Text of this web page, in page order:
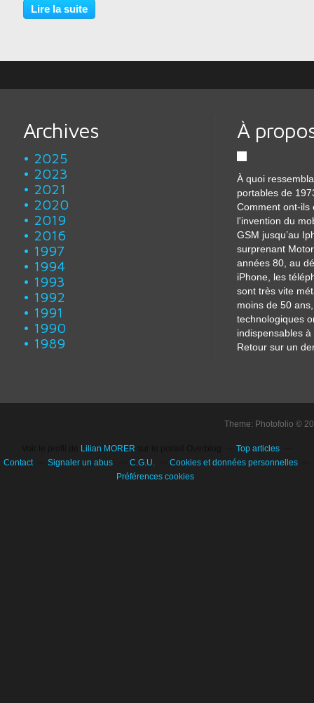
quelques conseils d'achats / ventes.
Quelques conseils: Comparez les
Lire la suite
Archives
2025
2023
2021
2020
2019
2016
1997
1994
1993
1992
1991
1990
1989
À
À quoi
portables de
Comment ont-ils
l'invention du
GSM jusqu’au
surprenant
années 80, au
iPhone, les
sont très vite
moins de 50
technologiques
indispensables
Retour sur un
Theme: Photofolio ©
Lilian MORER
Top articles
Contact
Signaler un abus C.G.U.
Cookies et données personnelles
Préférences cookies